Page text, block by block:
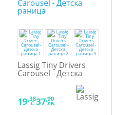
Lassig Tiny Drivers
Carousel - Детска
19,38
€ 37,90
лв.